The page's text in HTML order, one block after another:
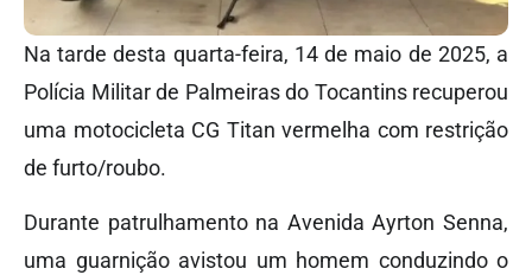
Na tarde desta quarta-feira, 14 de maio de 2025, a
Polícia Militar de Palmeiras do Tocantins recuperou
uma motocicleta CG Titan vermelha com restrição
de furto/roubo.
Durante patrulhamento na Avenida Ayrton Senna,
uma guarnição avistou um homem conduzindo o